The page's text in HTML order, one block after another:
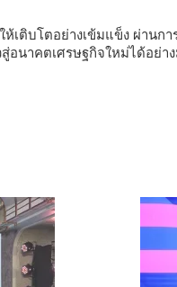
ติบโตอย่างเข้มแข็ง ผ่านก
อนาคตเศรษฐกิจใหม่ได้อย่า